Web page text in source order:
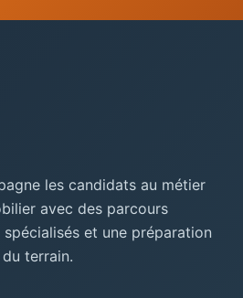
les candidats au métier
avec des parcours
et une préparation
terrain.